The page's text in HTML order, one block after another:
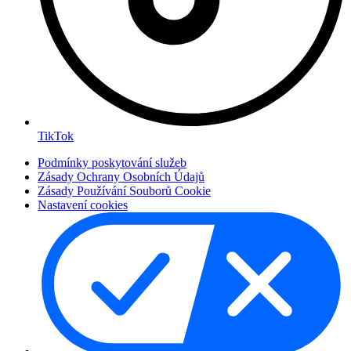
TikTok
Podmínky poskytování služeb
Zásady Ochrany Osobních Údajů
Zásady Používání Souborů Cookie
Nastavení cookies